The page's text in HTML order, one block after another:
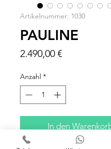
Artikelnummer: 1030
PAULINE
2.490,00 €Preis
Anzahl *
In den